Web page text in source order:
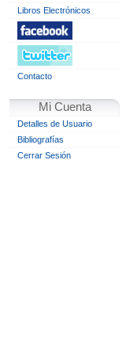
Libros Electrónicos
Contacto
Mi Cuenta
Detalles de Usuario
Bibliografías
Cerrar Sesión